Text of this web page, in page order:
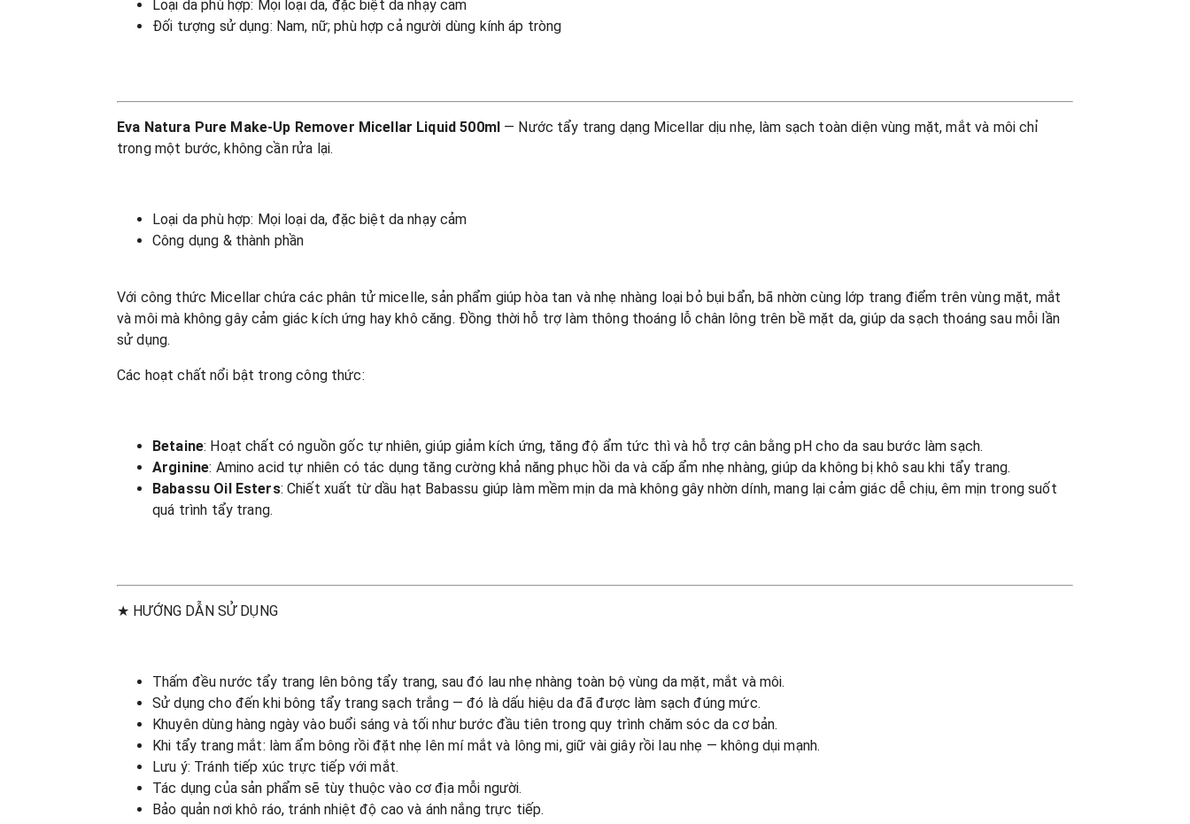
Loại da phù hợp: Mọi loại da, đặc biệt da nhạy cảm
Đối tượng sử dụng: Nam, nữ; phù hợp cả người dùng kính áp tròng
Eva Natura Pure Make-Up Remover Micellar Liquid 500ml— Nước tẩy trang dạng Micellar dịu nhẹ, làm sạch toàn diện vùng mặt, mắt và môi chỉ
trong một bước, không cần rửa lại.
Loại da phù hợp: Mọi loại da, đặc biệt da nhạy cảm
Công dụng & thành phần
Với công thức Micellar chứa các phân tử micelle, sản phẩm giúp hòa tan và nhẹ nhàng loại bỏ bụi bẩn, bã nhờn cùng lớp trang điểm trên vùng mặt, mắt
và môi mà không gây cảm giác kích ứng hay khô căng. Đồng thời hỗ trợ làm thông thoáng lỗ chân lông trên bề mặt da, giúp da sạch thoáng sau mỗi lần
sử dụng.
Các hoạt chất nổi bật trong công thức:
Betaine: Hoạt chất có nguồn gốc tự nhiên, giúp giảm kích ứng, tăng độ ẩm tức thì và hỗ trợ cân bằng pH cho da sau bước làm sạch.
Arginine: Amino acid tự nhiên có tác dụng tăng cường khả năng phục hồi da và cấp ẩm nhẹ nhàng, giúp da không bị khô sau khi tẩy trang.
Babassu Oil Esters: Chiết xuất từ dầu hạt Babassu giúp làm mềm mịn da mà không gây nhờn dính, mang lại cảm giác dễ chịu, êm mịn trong suốt
quá trình tẩy trang.
★ HƯỚNG DẪN SỬ DỤNG
Thấm đều nước tẩy trang lên bông tẩy trang, sau đó lau nhẹ nhàng toàn bộ vùng da mặt, mắt và môi.
Sử dụng cho đến khi bông tẩy trang sạch trắng — đó là dấu hiệu da đã được làm sạch đúng mức.
Khuyên dùng hàng ngày vào buổi sáng và tối như bước đầu tiên trong quy trình chăm sóc da cơ bản.
Khi tẩy trang mắt: làm ẩm bông rồi đặt nhẹ lên mí mắt và lông mi, giữ vài giây rồi lau nhẹ — không dụi mạnh.
Lưu ý: Tránh tiếp xúc trực tiếp với mắt.
Tác dụng của sản phẩm sẽ tùy thuộc vào cơ địa mỗi người.
Bảo quản nơi khô ráo, tránh nhiệt độ cao và ánh nắng trực tiếp.